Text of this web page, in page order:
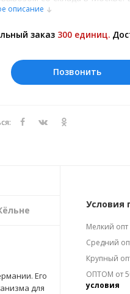
заказа с менеджером.
на 07.08.2026. Текущий
описание
заказ 300 единиц.
Позвонить
Его
для
Условия
Мелкий опт
Средний
Крупный
ОПТОМ от
условия